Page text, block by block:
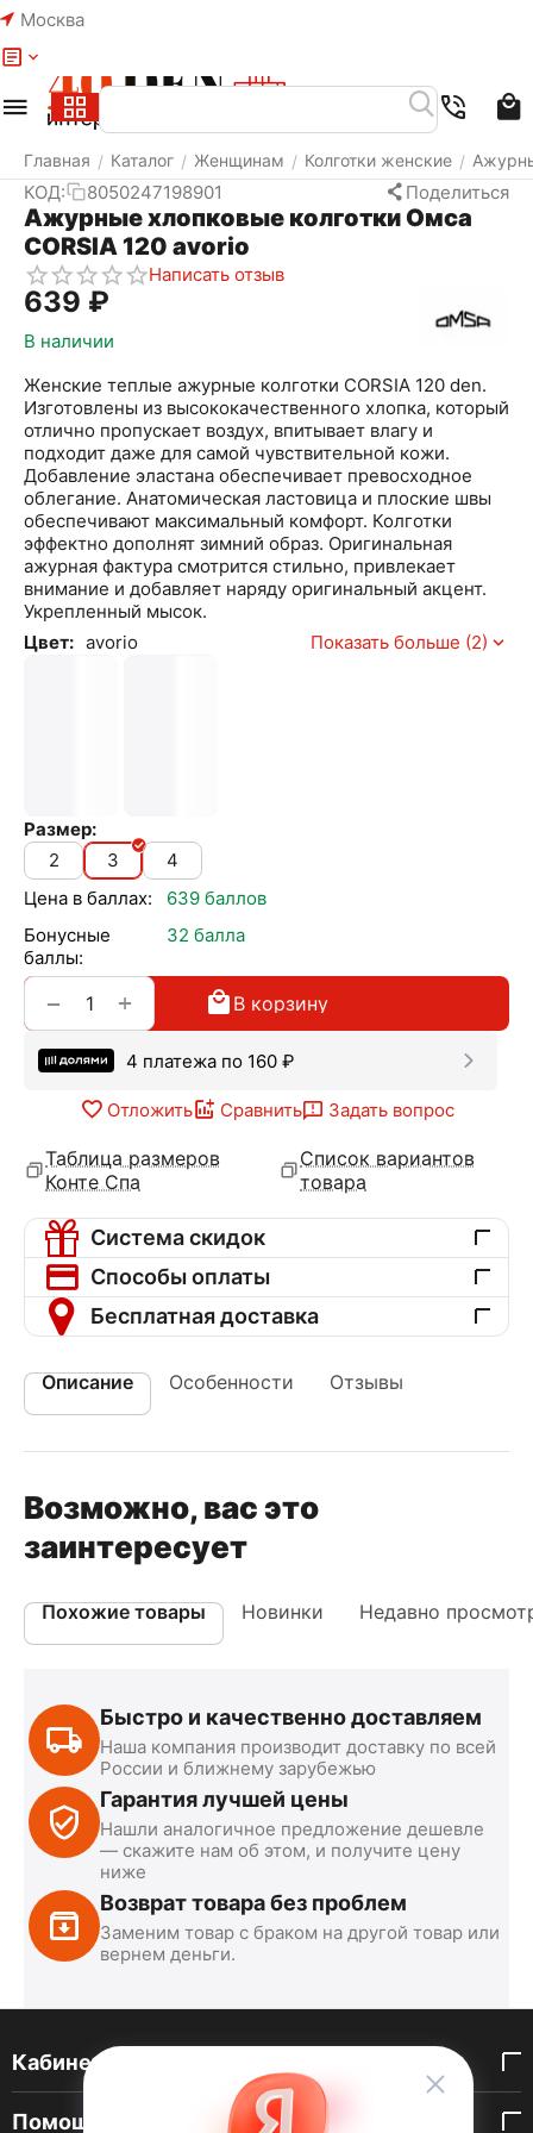
Москва
Главная / Каталог / Женщинам / Колготки женские /
КОД: 8050247198901 Поделиться
Ажурные хлопковые колготки Омса
CORSIA 120 avorio
Написать отзыв
‍639‍ ₽
В наличии
Женские теплые ажурные колготки CORSIA 120 den.
Изготовлены из высококачественного хлопка, который
отлично пропускает воздух, впитывает влагу и
подходит даже для самой чувствительной кожи.
Добавление эластана обеспечивает превосходное
облегание. Анатомическая ластовица и плоские швы
обеспечивают максимальный комфорт. Колготки
эффектно дополнят зимний образ. Оригинальная
ажурная фактура смотрится стильно, привлекает
внимание и добавляет наряду оригинальный акцент.
Укрепленный мысок.
Цвет: avorio Показать больше (2)
Размер:
2
3
4
Цена в баллах:
639 баллов
Бонусные
баллы:
32 балла
+
− В корзину
4 платежа по 160 ₽
Отложить Сравнить Задать вопрос
Таблица размеров
Конте Спа
Список вариантов
товара
Система скидок
Способы оплаты
Бесплатная доставка
Описание Особенности Отзывы
Возможно, вас это
заинтересует
Похожие товары Новинки Недавно
Быстро и качественно доставляем
Наша компания производит доставку по всей
России и ближнему зарубежью
Гарантия лучшей цены
Нашли аналогичное предложение дешевле
— скажите нам об этом, и получите цену
ниже
Возврат товара без проблем
Заменим товар с браком на другой товар или
вернем деньги.
Кабинет покупателя
Помощь покупателю
Меню